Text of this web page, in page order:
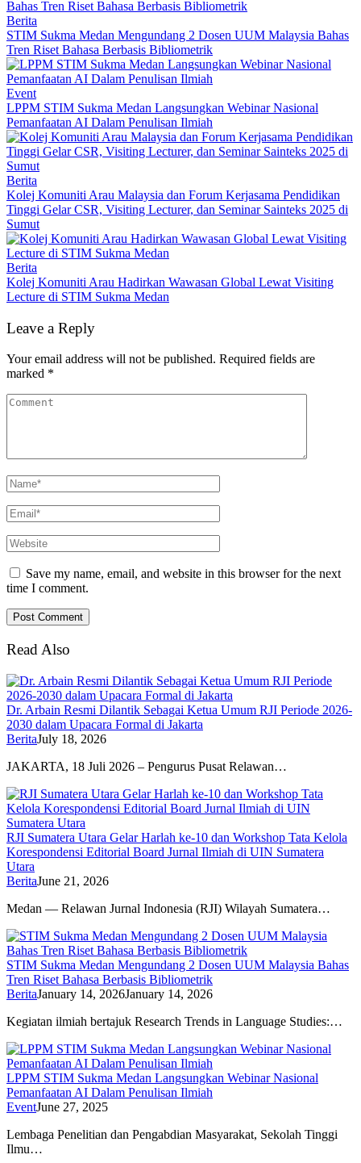
Berita
STIM Sukma Medan Mengundang 2 Dosen UUM Malaysia Bahas
Tren Riset Bahasa Berbasis Bibliometrik
Event
LPPM STIM Sukma Medan Langsungkan Webinar Nasional
Pemanfaatan AI Dalam Penulisan Ilmiah
Berita
Kolej Komuniti Arau Malaysia dan Forum Kerjasama Pendidikan
Tinggi Gelar CSR, Visiting Lecturer, dan Seminar Sainteks 2025 di
Sumut
Berita
Kolej Komuniti Arau Hadirkan Wawasan Global Lewat Visiting
Lecture di STIM Sukma Medan
Leave a Reply
Your email address will not be published. Required fields are
marked *
Save my name, email, and website in this browser for the next
time I comment.
Read Also
Dr. Arbain Resmi Dilantik Sebagai Ketua Umum RJI Periode 2026-
2030 dalam Upacara Formal di Jakarta
BeritaJuly 18, 2026
JAKARTA, 18 Juli 2026 – Pengurus Pusat Relawan…
RJI Sumatera Utara Gelar Harlah ke-10 dan Workshop Tata Kelola
Korespondensi Editorial Board Jurnal Ilmiah di UIN Sumatera
Utara
BeritaJune 21, 2026
Medan — Relawan Jurnal Indonesia (RJI) Wilayah Sumatera…
STIM Sukma Medan Mengundang 2 Dosen UUM Malaysia Bahas
Tren Riset Bahasa Berbasis Bibliometrik
BeritaJanuary 14, 2026January 14, 2026
Kegiatan ilmiah bertajuk Research Trends in Language Studies:…
LPPM STIM Sukma Medan Langsungkan Webinar Nasional
Pemanfaatan AI Dalam Penulisan Ilmiah
EventJune 27, 2025
Lembaga Penelitian dan Pengabdian Masyarakat, Sekolah Tinggi
Ilmu…